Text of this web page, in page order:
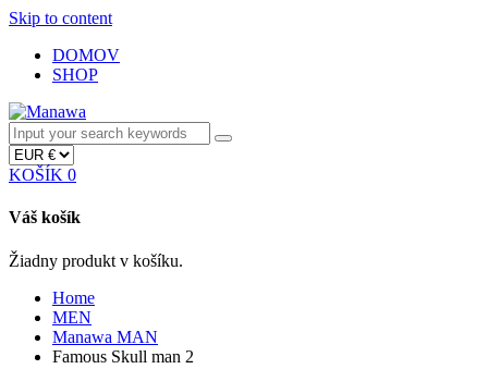
Skip to content
DOMOV
SHOP
KOŠÍK 0
Váš košík
Žiadny produkt v košíku.
Home
MEN
Manawa MAN
Famous Skull man 2